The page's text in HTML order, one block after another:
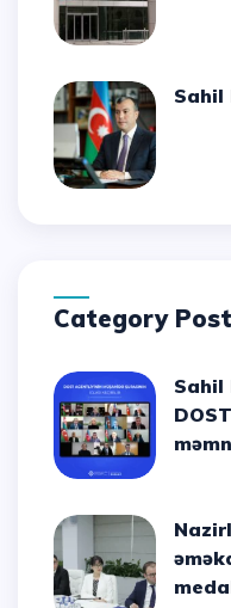
Category
Sahil Babayev: Vətəndaşların
Nazirliyin təltif edilmiş